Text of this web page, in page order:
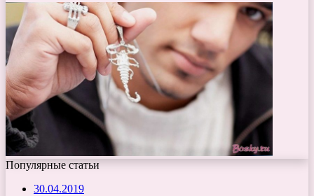
Популярные статьи
30.04.2019